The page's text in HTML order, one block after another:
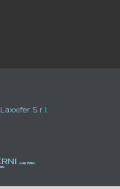
Laxxifer S.r.l.